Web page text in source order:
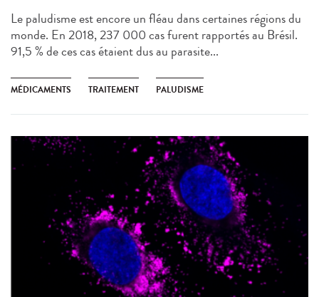
Le paludisme est encore un fléau dans certaines régions du
monde. En 2018, 237 000 cas furent rapportés au Brésil.
91,5 % de ces cas étaient dus au parasite...
MÉDICAMENTS TRAITEMENT PALUDISME